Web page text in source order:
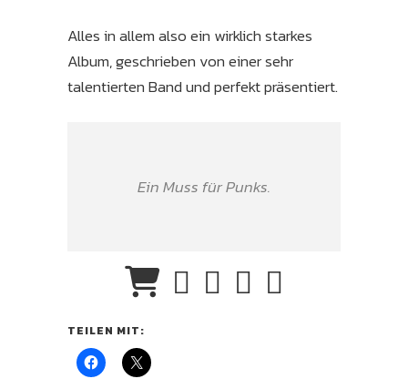
Alles in allem also ein wirklich starkes
Album, geschrieben von einer sehr
talentierten Band und perfekt präsentiert.
Ein Muss für Punks.
TEILEN MIT: